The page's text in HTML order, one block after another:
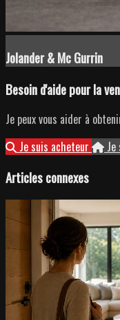
Jolander & Mc Gurrin
Besoin d'aide pour la
Je peux vous aider à
Je suis acheteur
Articles connexes